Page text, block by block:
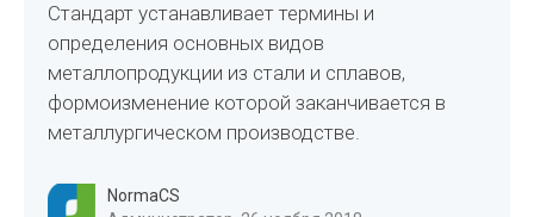
Стандарт устанавливает термины и
определения основных видов
металлопродукции из стали и сплавов,
формоизменение которой заканчивается в
металлургическом производстве.
NormaCS